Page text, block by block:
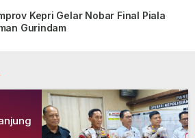
Kepri Gelar Nobar Final Piala
Gurindam